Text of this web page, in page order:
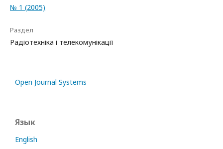
№ 1 (2005)
Раздел
Радіотехніка і телекомунікації
Open Journal Systems
Язык
English